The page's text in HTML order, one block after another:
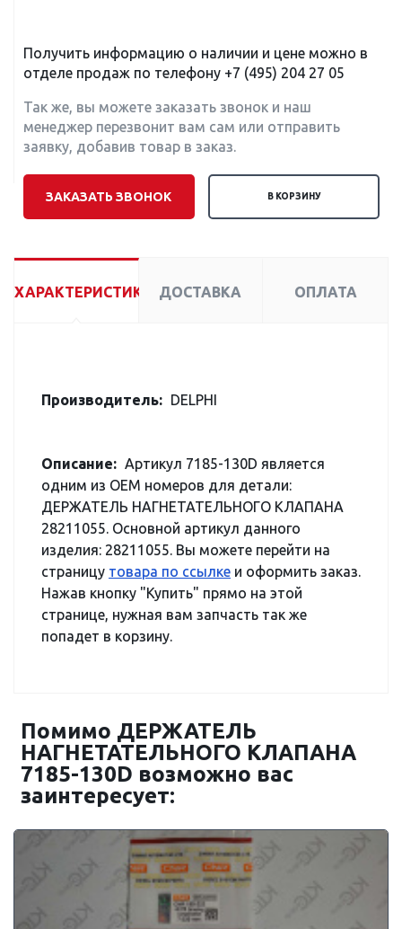
Получить информацию о наличии и цене можно в
отделе продаж по телефону +7 (495) 204 27 05
Так же, вы можете заказать звонок и наш
менеджер перезвонит вам сам или отправить
заявку, добавив товар в заказ.
ЗАКАЗАТЬ ЗВОНОК В КОРЗИНУ
ХАРАКТЕРИСТИКИ ДОСТАВКА ОПЛАТА
Производитель: DELPHI
Описание: Артикул 7185-130D является
одним из OEM номеров для детали:
ДЕРЖАТЕЛЬ НАГНЕТАТЕЛЬНОГО КЛАПАНА
28211055. Основной артикул данного
изделия: 28211055. Вы можете перейти на
страницу товара по ссылке и оформить заказ.
Нажав кнопку "Купить" прямо на этой
странице, нужная вам запчасть так же
попадет в корзину.
Помимо ДЕРЖАТЕЛЬ
НАГНЕТАТЕЛЬНОГО КЛАПАНА
7185-130D возможно вас
заинтересует: